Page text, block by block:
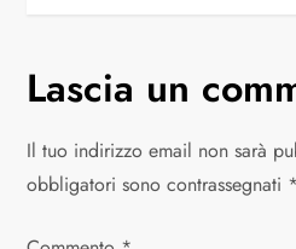
g
a
z
Lascia un
Il tuo indirizzo email non sarà
obbligatori sono contrassegnati *